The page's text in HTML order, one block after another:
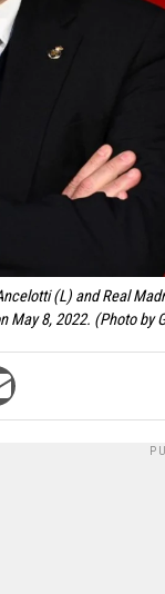
(L) and Real
8, 2022. (Photo by